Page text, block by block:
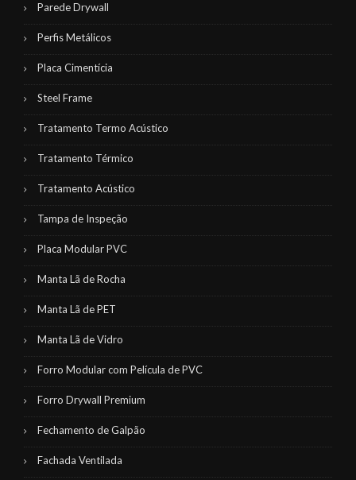
Parede Drywall
Perfis Metálicos
Placa Cimentícia
Steel Frame
Tratamento Termo Acústico
Tratamento Térmico
Tratamento Acústico
Tampa de Inspeção
Placa Modular PVC
Manta Lã de Rocha
Manta Lã de PET
Manta Lã de Vidro
Forro Modular com Película de PVC
Forro Drywall Premium
Fechamento de Galpão
Fachada Ventilada